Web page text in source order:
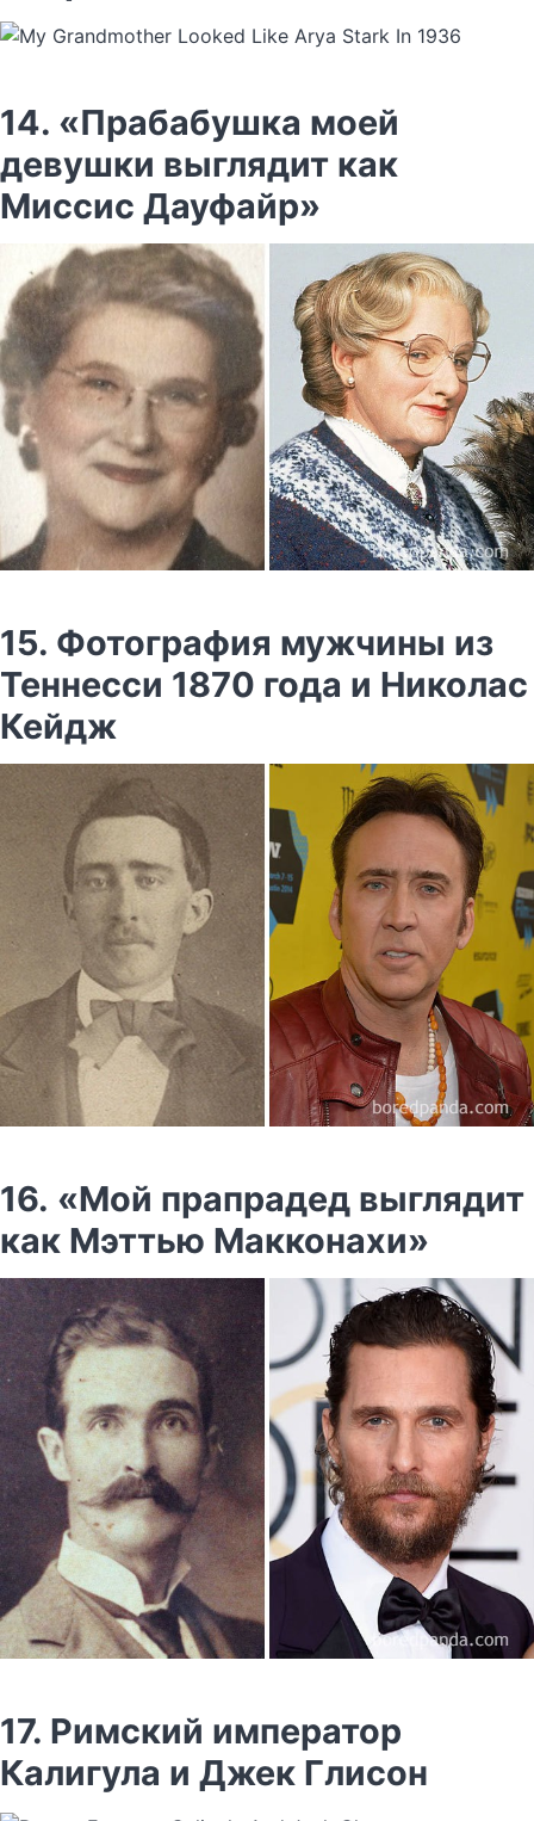
14. «Прабабушка моей
девушки выглядит как
Миссис Дауфайр»
15. Фотография мужчины из
Теннесси 1870 года и Николас
Кейдж
16. «Мой прапрадед выглядит
как Мэттью Макконахи»
17. Римский император
Калигула и Джек Глисон